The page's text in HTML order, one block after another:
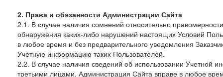
2. Права и обязанности Администрации Сайта
2.1. В случае наличия сомнений относительно
обнаружения каких-либо нарушений настоящих Условий
в любое время и без предварительного уведомления
Учетную информацию таких Пользователей.
2.2. В случае наличия сведений об использовании Учетной
третьими лицами, Администрация Сайта вправе в любое